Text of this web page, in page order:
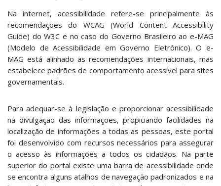
Na internet, acessibilidade refere-se principalmente às
recomendações do WCAG (World Content Accessibility
Guide) do W3C e no caso do Governo Brasileiro ao e-MAG
(Modelo de Acessibilidade em Governo Eletrônico). O e-
MAG está alinhado as recomendações internacionais, mas
estabelece padrões de comportamento acessível para sites
governamentais.
Para adequar-se à legislação e proporcionar acessibilidade
na divulgação das informações, propiciando facilidades na
localização de informações a todas as pessoas, este portal
foi desenvolvido com recursos necessários para assegurar
o acesso às informações a todos os cidadãos. Na parte
superior do portal existe uma barra de acessibilidade onde
se encontra alguns atalhos de navegação padronizados e na